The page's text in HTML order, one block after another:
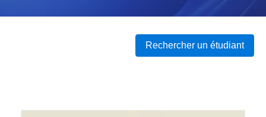
Rechercher un étudiant